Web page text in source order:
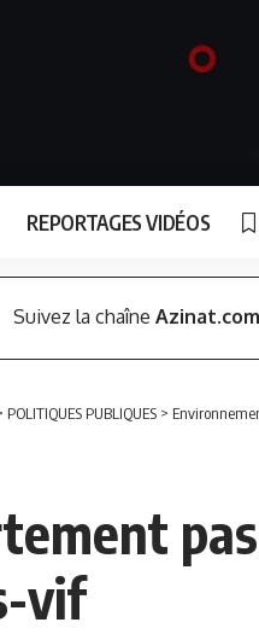
REPORTAGES VIDÉOS
Suivez la chaîne
POLITIQUES PUBLIQUES >
vif